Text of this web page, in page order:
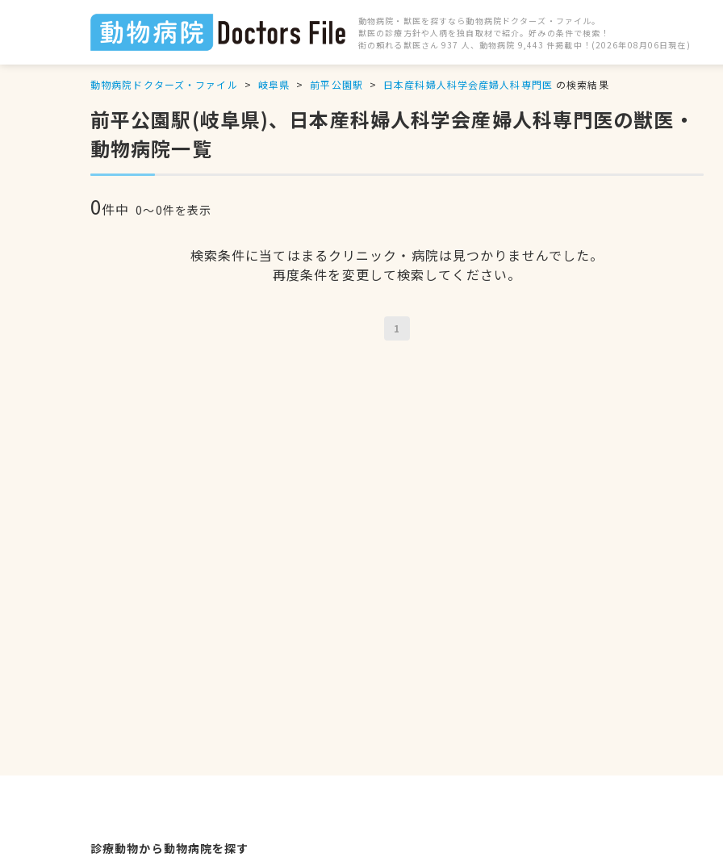
動物病院・獣医を探すなら動物病院ドクターズ・ファイル。
獣医の診療方針や人柄を独自取材で紹介。好みの条件で検索！
街の頼れる獣医さん 937 人、動物病院 9,443 件掲載中！(2026年08月06日現在)
動物病院ドクターズ・ファイル 岐阜県 前平公園駅 日本産科婦人科学会産婦人科専門医 の検索結果
前平公園駅(岐阜県)、日本産科婦人科学会産婦人科専門医の獣医・
動物病院一覧
0件中 0〜0件を表示
検索条件に当てはまるクリニック・病院は見つかりませんでした。
再度条件を変更して検索してください。
1
診療動物から動物病院を探す